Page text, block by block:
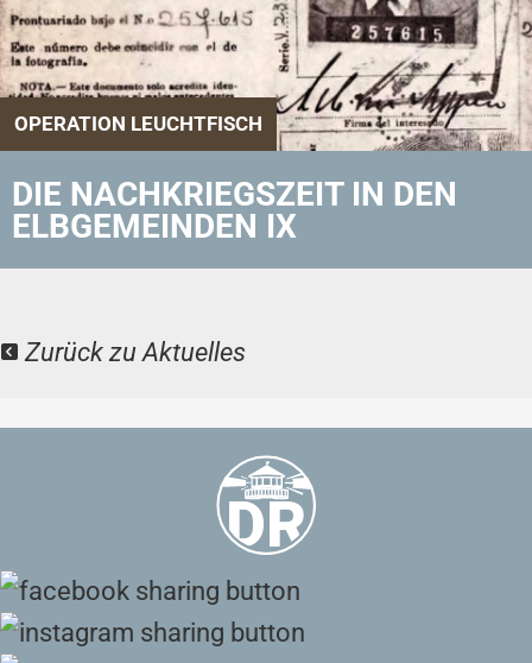
OPERATION LEUCHTFISCH
DIE NACHKRIEGSZEIT IN DEN
ELBGEMEINDEN IX
Zurück zu Aktuelles